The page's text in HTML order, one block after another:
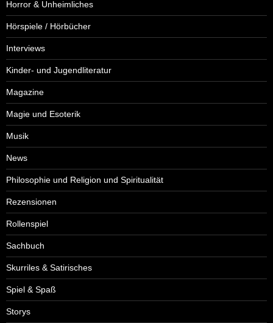
Horror & Unheimliches
Hörspiele / Hörbücher
Interviews
Kinder- und Jugendliteratur
Magazine
Magie und Esoterik
Musik
News
Philosophie und Religion und Spiritualität
Rezensionen
Rollenspiel
Sachbuch
Skurriles & Satirisches
Spiel & Spaß
Storys